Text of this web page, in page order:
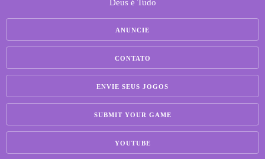
Deus é Tudo
ANUNCIE
CONTATO
ENVIE SEUS JOGOS
SUBMIT YOUR GAME
YOUTUBE